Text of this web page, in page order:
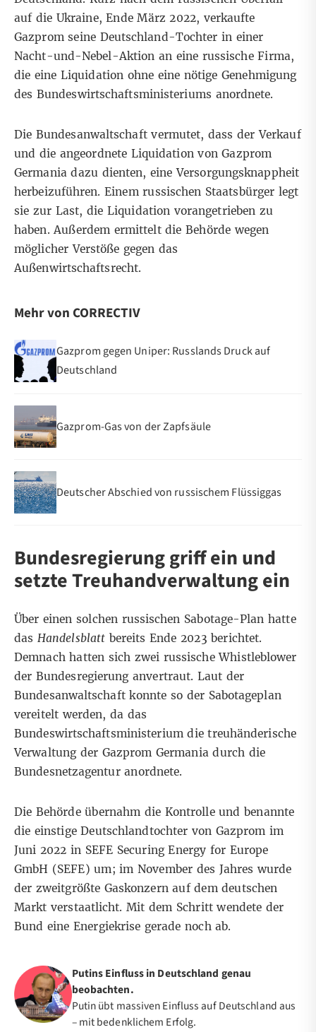
auf die Ukraine, Ende März 2022, verkaufte
Gazprom seine Deutschland-Tochter in einer
Nacht-und-Nebel-Aktion an eine russische Firma,
die eine Liquidation ohne eine nötige Genehmigung
des Bundeswirtschaftsministeriums anordnete.
Die Bundesanwaltschaft vermutet, dass der Verkauf
und die angeordnete Liquidation von Gazprom
Germania dazu dienten, eine Versorgungsknappheit
herbeizuführen. Einem russischen Staatsbürger legt
sie zur Last, die Liquidation vorangetrieben zu
haben. Außerdem ermittelt die Behörde wegen
möglicher Verstöße gegen das
Außenwirtschaftsrecht.
Mehr von CORRECTIV
Gazprom gegen Uniper: Russlands Druck auf
Deutschland
Gazprom-Gas von der Zapfsäule
Deutscher Abschied von russischem Flüssiggas
Bundesregierung griff ein und
setzte Treuhandverwaltung ein
Über einen solchen russischen Sabotage-Plan hatte
das Handelsblatt bereitsEnde 2023 berichtet.
Demnach hatten sich zwei russische Whistleblower
der Bundesregierung anvertraut. Laut der
Bundesanwaltschaft konnte so der Sabotageplan
vereitelt werden, da das
Bundeswirtschaftsministerium die treuhänderische
Verwaltung der Gazprom Germania durch die
Bundesnetzagentur anordnete.
Die Behörde übernahm die Kontrolle und benannte
die einstige Deutschlandtochter von Gazprom im
Juni 2022 in SEFE Securing Energy for Europe
GmbH (SEFE) um; im November des Jahres wurde
der zweitgrößte Gaskonzern auf dem deutschen
Markt verstaatlicht. Mit dem Schritt wendete der
Bund eine Energiekrise gerade noch ab.
Putins Einfluss in Deutschland genau
beobachten.
Putin übt massiven Einfluss auf Deutschland aus
– mit bedenklichem Erfolg.